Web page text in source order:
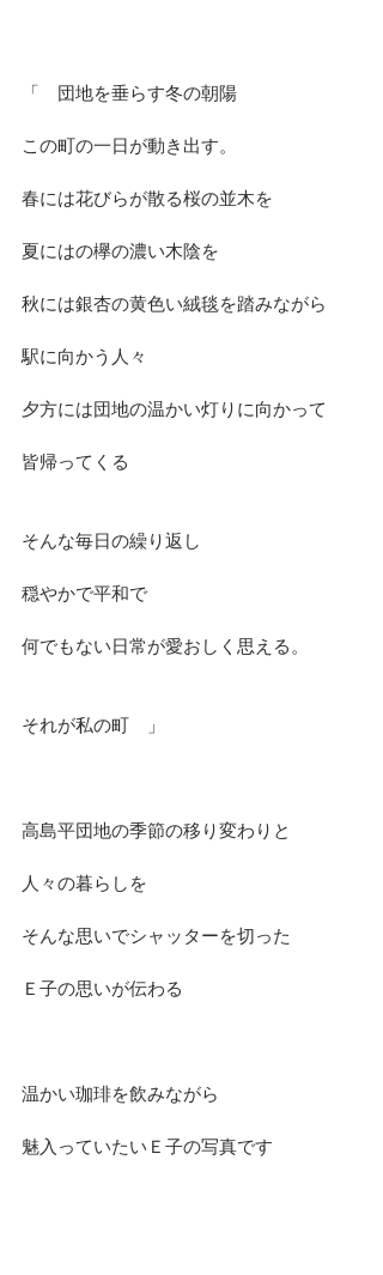
「　団地を垂らす冬の朝陽
この町の一日が動き出す。
春には花びらが散る桜の並木を
夏にはの欅の濃い木陰を
秋には銀杏の黄色い絨毯を踏みながら
駅に向かう人々
夕方には団地の温かい灯りに向かって
皆帰ってくる
そんな毎日の繰り返し
穏やかで平和で
何でもない日常が愛おしく思える。
それが私の町　」
高島平団地の季節の移り変わりと
人々の暮らしを
そんな思いでシャッターを切った
Ｅ子の思いが伝わる
温かい珈琲を飲みながら
魅入っていたいＥ子の写真です